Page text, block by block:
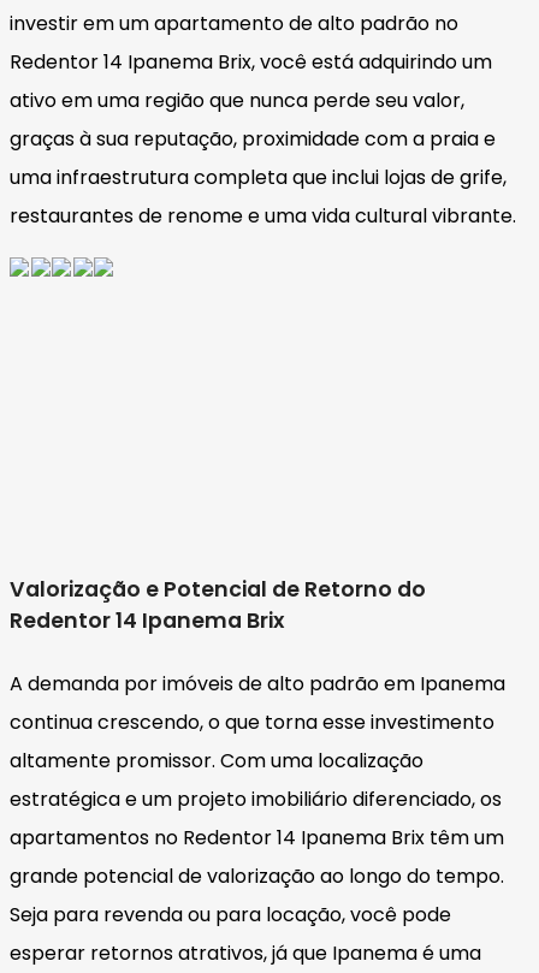
investir em um apartamento de alto padrão no
Redentor 14 Ipanema Brix, você está adquirindo um
ativo em uma região que nunca perde seu valor,
graças à sua reputação, proximidade com a praia e
uma infraestrutura completa que inclui lojas de grife,
restaurantes de renome e uma vida cultural vibrante.
Valorização e Potencial de Retorno do
Redentor 14 Ipanema Brix
A demanda por imóveis de alto padrão em Ipanema
continua crescendo, o que torna esse investimento
altamente promissor. Com uma localização
estratégica e um projeto imobiliário diferenciado, os
apartamentos no Redentor 14 Ipanema Brix têm um
grande potencial de valorização ao longo do tempo.
Seja para revenda ou para locação, você pode
esperar retornos atrativos, já que Ipanema é uma